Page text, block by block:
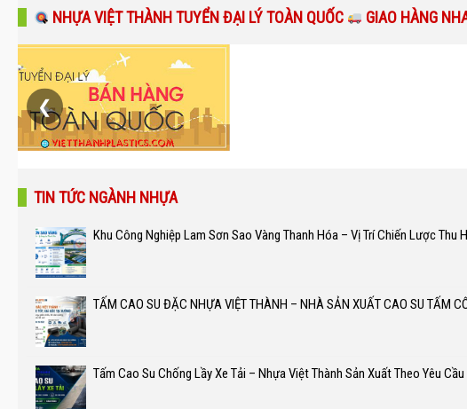
NHỰA VIỆT THÀNH TUYỂN ĐẠI LÝ TOÀN QUỐC GIAO HÀNG
❮
TIN TỨC NGÀNH NHỰA
Khu Công Nghiệp Lam Sơn Sao Vàng Thanh Hóa – Vị Trí Chiến Lược Thu
TẤM CAO SU ĐẶC NHỰA VIỆT THÀNH – NHÀ SẢN XUẤT CAO SU TẤM
Tấm Cao Su Chống Lầy Xe Tải – Nhựa Việt Thành Sản Xuất Theo Yêu Cầu